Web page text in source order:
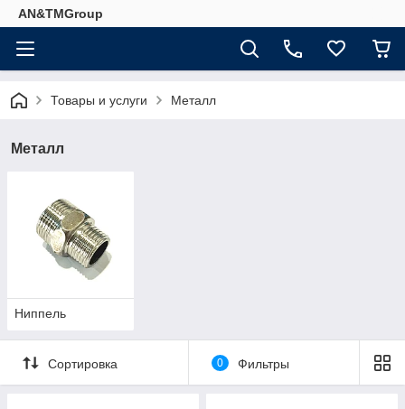
AN&TMGroup
Товары и услуги Металл
Металл
Ниппель
Сортировка 0 Фильтры